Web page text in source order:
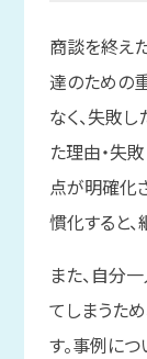
商談を終え
達のための
なく、失敗
た理由・失
点が明確化
慣化すると
また、自分
てしまうた
す。事例に